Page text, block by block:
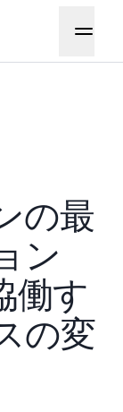
の最
ン
働す
の変